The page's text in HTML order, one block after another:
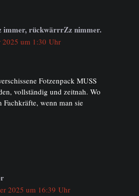
rückwärrrZz nimmer.
2025 um 1:30 Uhr
Fotzenpack MUSS
vollständig und zeitnah. Wo
Fachkräfte, wenn man sie
2025 um 16:39 Uhr